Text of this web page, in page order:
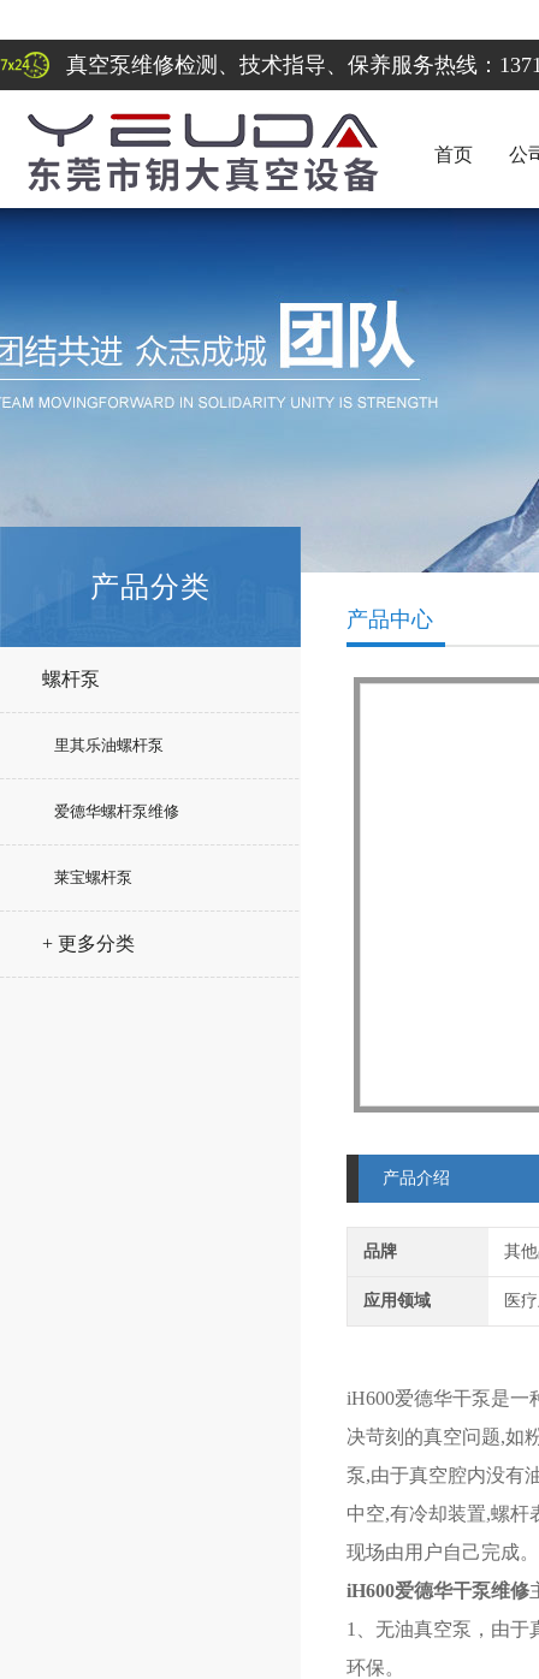
真空泵维修检测、技术指导、保养服务热线：
首页 公
产品分类
螺杆泵
里其乐油螺杆泵
爱德华螺杆泵维修
莱宝螺杆泵
+ 更多分类
产品中心
产品介绍
品牌 其
应用领域 医
iH600爱德华干泵是一
决苛刻的真空问题,如
泵,由于真空腔内没有
中空,有冷却装置,螺杆
现场由用户自己完成
iH600爱德华干泵维修
1、无油真空泵， 由于
环保。